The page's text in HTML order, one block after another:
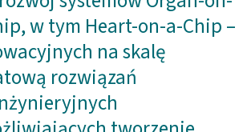
w tym Heart-on-a-Chip –
na skalę
rozwiązań